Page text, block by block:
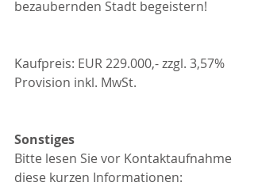
bezaubernden Stadt begeistern!
Kaufpreis: EUR 229.000,- zzgl. 3,57%
Provision inkl. MwSt.
Sonstiges
Bitte lesen Sie vor Kontaktaufnahme
diese kurzen Informationen: